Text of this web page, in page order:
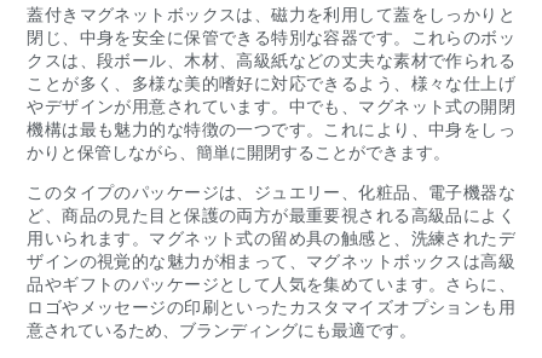
蓋付きマグネットボックスは、磁力を利用して蓋をしっかりと
閉じ、中身を安全に保管できる特別な容器です。これらのボッ
クスは、段ボール、木材、高級紙などの丈夫な素材で作られる
ことが多く、多様な美的嗜好に対応できるよう、様々な仕上げ
やデザインが用意されています。中でも、マグネット式の開閉
機構は最も魅力的な特徴の一つです。これにより、中身をしっ
かりと保管しながら、簡単に開閉することができます。
このタイプのパッケージは、ジュエリー、化粧品、電子機器な
ど、商品の見た目と保護の両方が最重要視される高級品によく
用いられます。マグネット式の留め具の触感と、洗練されたデ
ザインの視覚的な魅力が相まって、マグネットボックスは高級
品やギフトのパッケージとして人気を集めています。さらに、
ロゴやメッセージの印刷といったカスタマイズオプションも用
意されているため、ブランディングにも最適です。